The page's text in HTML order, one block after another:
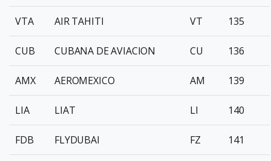
VTA AIR TAHITI VT 135
CUB CUBANA DE AVIACION CU 136
AMX AEROMEXICO AM 139
LIA LIAT LI 140
FDB FLYDUBAI FZ 141